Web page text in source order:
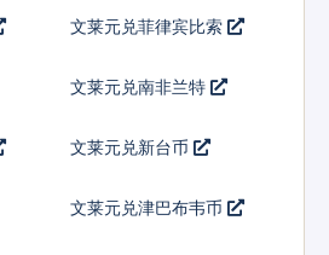
文莱元兑菲律宾比索
文莱元兑南非兰特
文莱元兑新台币
文莱元兑津巴布韦币